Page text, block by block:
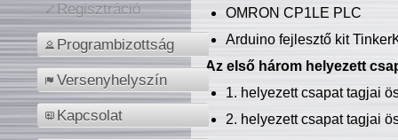
Regisztráció
Programbizottság
Versenyhelyszín
Kapcsolat
OMRON CP1LE PLC
Arduino fejlesztő kit
Az első három helyezett
1. helyezett csapat tagjai
2. helyezett csapat tagjai